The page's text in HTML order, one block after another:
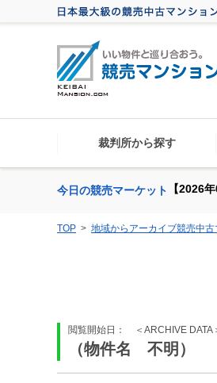
裁判所から探す
今日の競売マーケット 【2026
TOP 地域からアーカイブ競売中
閲覧開始日： ＜ARCHIVE DATA
（物件名 不明）